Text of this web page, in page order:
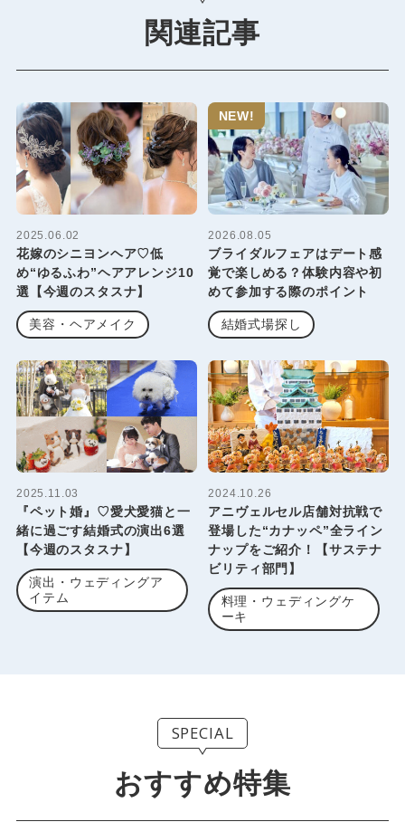
関連記事
2025.06.02
花嫁のシニヨンヘア♡低
め“ゆるふわ”ヘアアレンジ10
選【今週のスタスナ】
美容・ヘアメイク
NEW!
2026.08.05
ブライダルフェアはデート感
覚で楽しめる？体験内容や初
めて参加する際のポイント
結婚式場探し
2025.11.03
『ペット婚』♡愛犬愛猫と一
緒に過ごす結婚式の演出6選
【今週のスタスナ】
演出・ウェディングア
イテム
2024.10.26
アニヴェルセル店舗対抗戦で
登場した“カナッペ”全ライン
ナップをご紹介！【サステナ
ビリティ部門】
料理・ウェディングケ
ーキ
SPECIAL
おすすめ特集